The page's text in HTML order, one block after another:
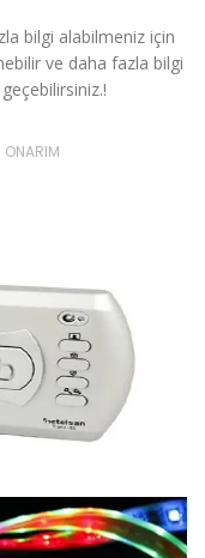
bilgi alabilmeniz için
ve daha fazla bilgi
ONARIM